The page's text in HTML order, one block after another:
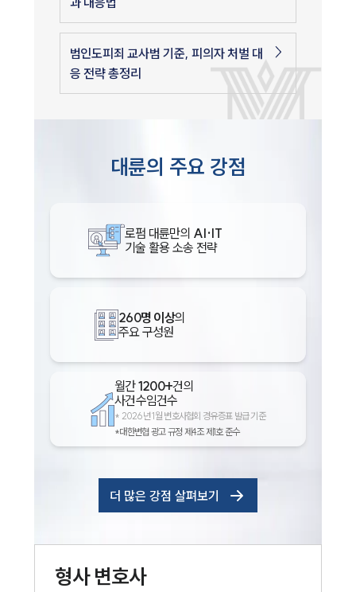
범인도피죄 교사범 기준, 피의자 처벌 대
응 전략 총정리
대륜의 주요 강점
로펌 대륜만의 AI·IT
기술 활용 소송 전략
260명 이상의
주요 구성원
월간1200+건의
사건수임건수
* 2026년 1월 변호사협회 경유증표 발급 기준
*대한변협 광고 규정 제4조 제1호 준수
더 많은 강점 살펴보기
형사변호사